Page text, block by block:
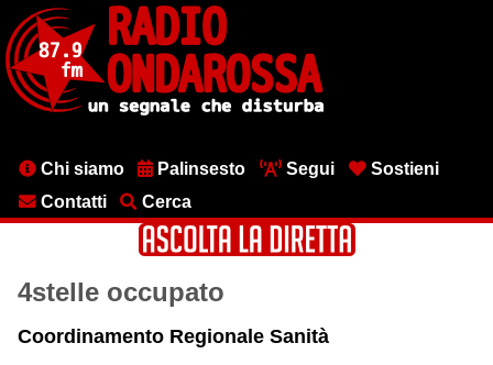
contenuto
principale
MenuChi siamo Palinsesto Segui
Sostieni
Contatti
Cerca
4stelle occupato
Coordinamento Regionale Sanità